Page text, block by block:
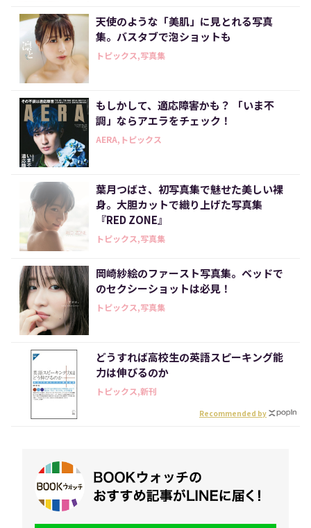
天使のような「美肌」に見とれる写真
集。バスタブで泡ショットも
トピックス,写真集
もしかして、適応障害かも？ 「いま不
調」ならアエラをチェック！
AERA,トピックス
葉月つばさ、初写真集で魅せた美しい裸
身。大胆カットで織り上げた写真集
『RED ZONE』
トピックス,写真集
岡崎紗絵のファースト写真集。ベッドで
のセクシーショットは必見！
トピックス,写真集
どうすれば高校生の英語スピーキング能
力は伸びるのか
トピックス,新刊
Recommended by